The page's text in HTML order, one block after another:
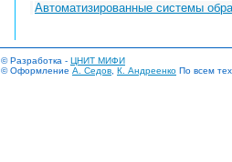
Автоматизированные системы
© Разработка - ЦНИТ МИФИ
© Оформление А. Седов К. Андреенко По всем